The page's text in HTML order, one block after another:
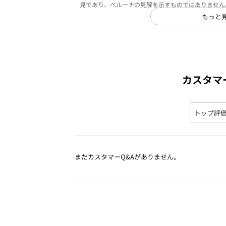
見であり、ベルーナの見解を示すものではありません
もっと
カスタ
まだカスタマーQ&Aがありません。